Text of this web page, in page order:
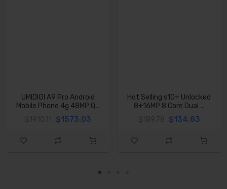
UMIDIGI A9 Pro Android
Mobile Phone 4g 48MP Q...
$1573.03
Hot Selling s10+ Unlocked
8+16MP 8 Core Dual ...
$134.83